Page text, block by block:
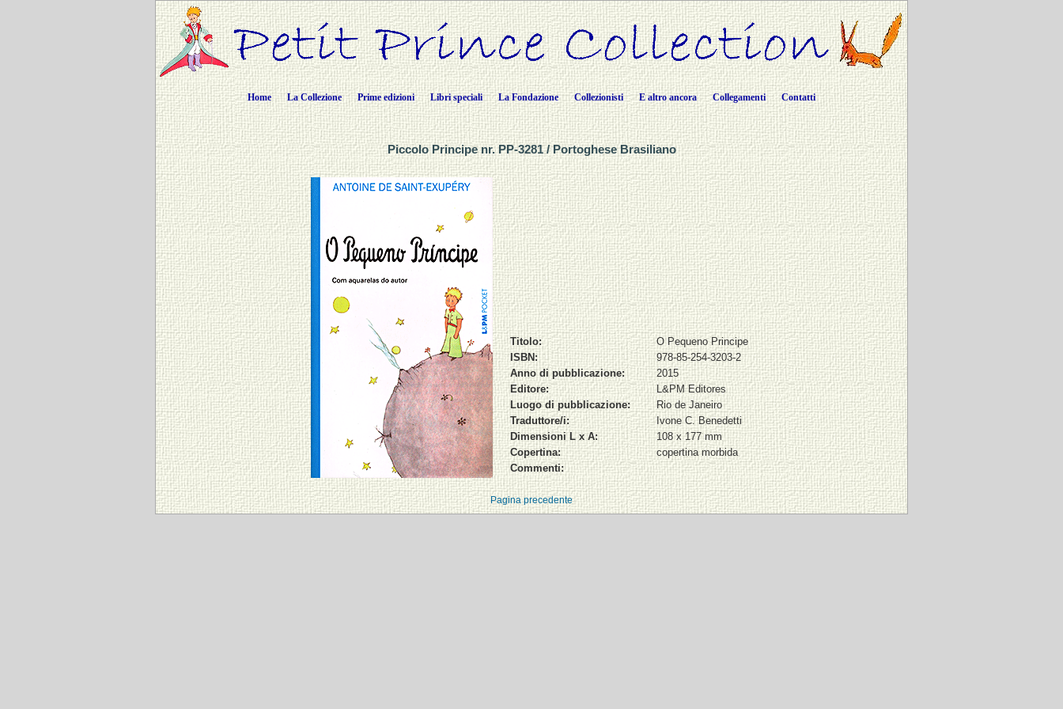
Home La Collezione Prime edizioni Libri speciali La Fondazione Collezionisti E altro ancora Collegamenti Contatti
Piccolo Principe nr. PP-3281 / Portoghese Brasiliano
Titolo:
O Pequeno Principe
ISBN:
978-85-254-3203-2
Anno di pubblicazione:
2015
Editore:
L&PM Editores
Luogo di pubblicazione:
Rio de Janeiro
Traduttore/i:
Ivone C. Benedetti
Dimensioni L x A:
108 x 177 mm
Copertina:
copertina morbida
Commenti:
Pagina precedente